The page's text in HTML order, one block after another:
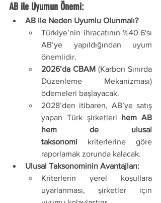
AB ile Uyumun Önemi:
AB ile Neden Uyumlu Olunmalı?
Türkiye’nin ihracatının %40.6'sı
AB’ye yapıldığından uyum
önemlidir.
2026’da CBAM (Karbon Sınırda
Düzenleme Mekanizması)
ödemeleri başlayacak.
2028’den itibaren, AB’ye satış
yapan Türk şirketleri hem AB
hem de ulusal
taksonomi kriterlerine göre
raporlamak zorunda kalacak.
Ulusal Taksonominin Avantajları:
Kriterlerin yerel koşullara
uyarlanması, şirketler için